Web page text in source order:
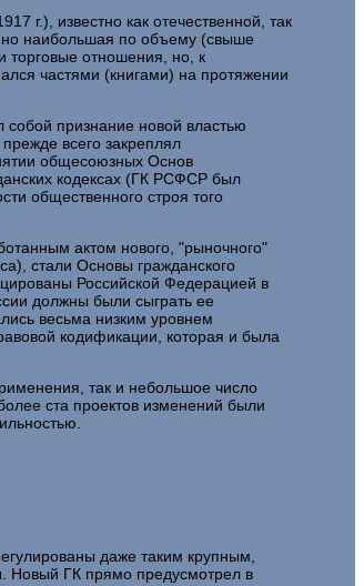
г.), известно как отечественной, так
но наибольшая по объему (свыше
торговые отношения, но, к
частями (книгами) на протяжении
собой признание новой властью
всего закреплял
общесоюзных Основ
кодексах (ГК РСФСР был
общественного строя того
актом нового, "рыночного"
стали Основы гражданского
Российской Федерацией в
должны были сыграть ее
весьма низким уровнем
кодификации, которая и была
так и небольшое число
ста проектов изменений были
даже таким крупным,
Новый ГК прямо предусмотрел в